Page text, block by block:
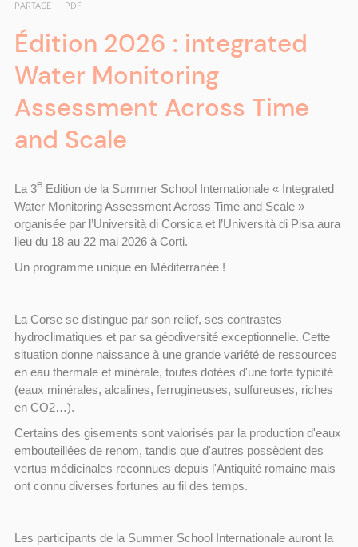
PARTAGE PDF
Édition 2026 : integrated
Water Monitoring
Assessment Across Time
and Scale
La 3eEdition de la Summer School Internationale « Integrated
Water Monitoring Assessment Across Time and Scale »
organisée par l’Università di Corsica et l’Università di Pisa aura
lieu du 18 au 22 mai 2026 à Corti.
Un programme unique en Méditerranée !
La Corse se distingue par son relief, ses contrastes
hydroclimatiques et par sa géodiversité exceptionnelle. Cette
situation donne naissance à une grande variété de ressources
en eau thermale et minérale, toutes dotées d'une forte typicité
(eaux minérales, alcalines, ferrugineuses, sulfureuses, riches
en CO2…).
Certains des gisements sont valorisés par la production d'eaux
embouteillées de renom, tandis que d'autres possèdent des
vertus médicinales reconnues depuis l'Antiquité romaine mais
ont connu diverses fortunes au fil des temps.
Les participants de la Summer School Internationale auront la